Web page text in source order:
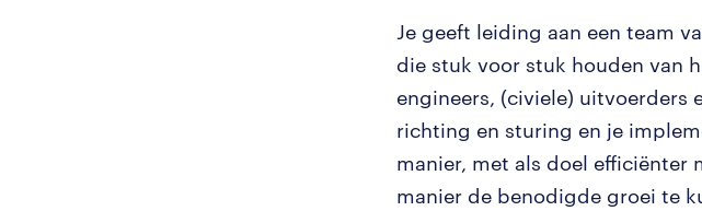
Je geeft leiding aan een team
die stuk voor stuk houden van
engineers, (civiele) uitvoerders
richting en sturing en je
manier, met als doel efficiënter
manier de benodigde groei te